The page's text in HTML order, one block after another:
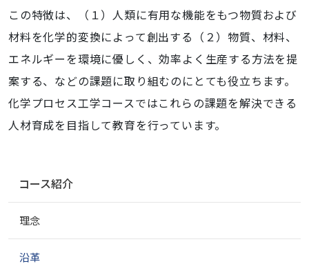
この特徴は、（１）人類に有用な機能をもつ物質および
材料を化学的変換によって創出する（２）物質、材料、
エネルギーを環境に優しく、効率よく生産する方法を提
案する、などの課題に取り組むのにとても役立ちます。
化学プロセス工学コースではこれらの課題を解決できる
人材育成を目指して教育を行っています。
ゲ
シ
コース紹介
理念
沿革